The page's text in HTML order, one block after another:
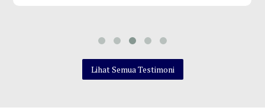
Lihat Semua Testimoni